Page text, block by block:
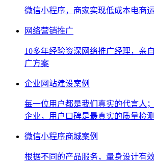
微信小程序，商家实现低成本电商
网络营销推广
10多年经验资深网络推广经理，亲
广方案
企业网站建设案例
每一位用户都是我们真实的代言人
企业，用户口碑是最真实的质量检测
微信小程序商城案例
根据不同的产品服务，量身设计有